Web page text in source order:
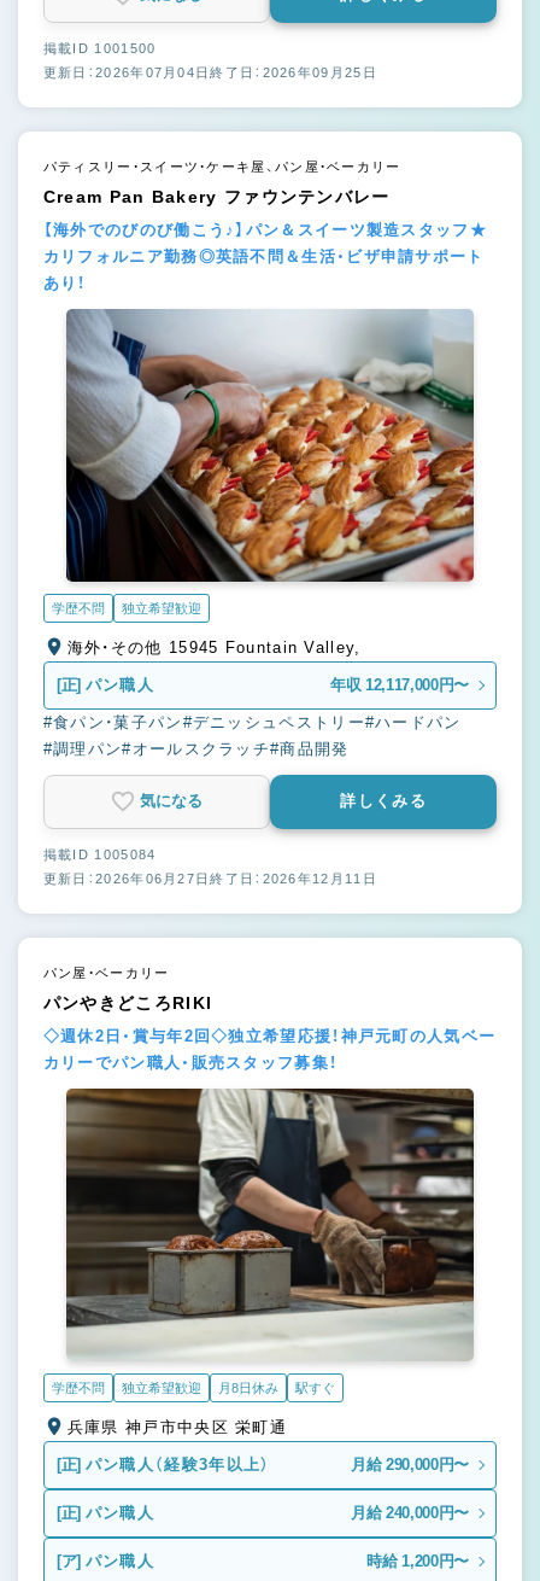
掲載ID 1001500
更新日：2026年07月04日終了日：2026年09月25日
パティスリー・スイーツ・ケーキ屋、パン屋・ベーカリー
Cream Pan Bakery ファウンテンバレー
【海外でのびのび働こう♪】パン＆スイーツ製造スタッフ★
カリフォルニア勤務◎英語不問＆生活・ビザ申請サポート
あり！
学歴不問 独立希望歓迎
海外・その他 15945 Fountain Valley,
[正] パン職人 年収 12,117,000円〜
#食パン・菓子パン #デニッシュペストリー#ハードパン
#調理パン#オールスクラッチ#商品開発
気になる 詳しくみる
掲載ID 1005084
更新日：2026年06月27日終了日：2026年12月11日
パン屋・ベーカリー
パンやきどころRIKI
◇週休2日・賞与年2回◇独立希望応援！神戸元町の人気ベー
カリーでパン職人・販売スタッフ募集！
学歴不問 独立希望歓迎 月8日休み 駅すぐ
兵庫県 神戸市中央区 栄町通
[正] パン職人（経験3年以上） 月給 290,000円〜
[正] パン職人 月給 240,000円〜
[ア] パン職人 時給 1,200円〜